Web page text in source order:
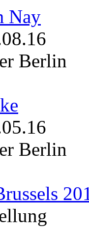
Nay
Berlin
Berlin